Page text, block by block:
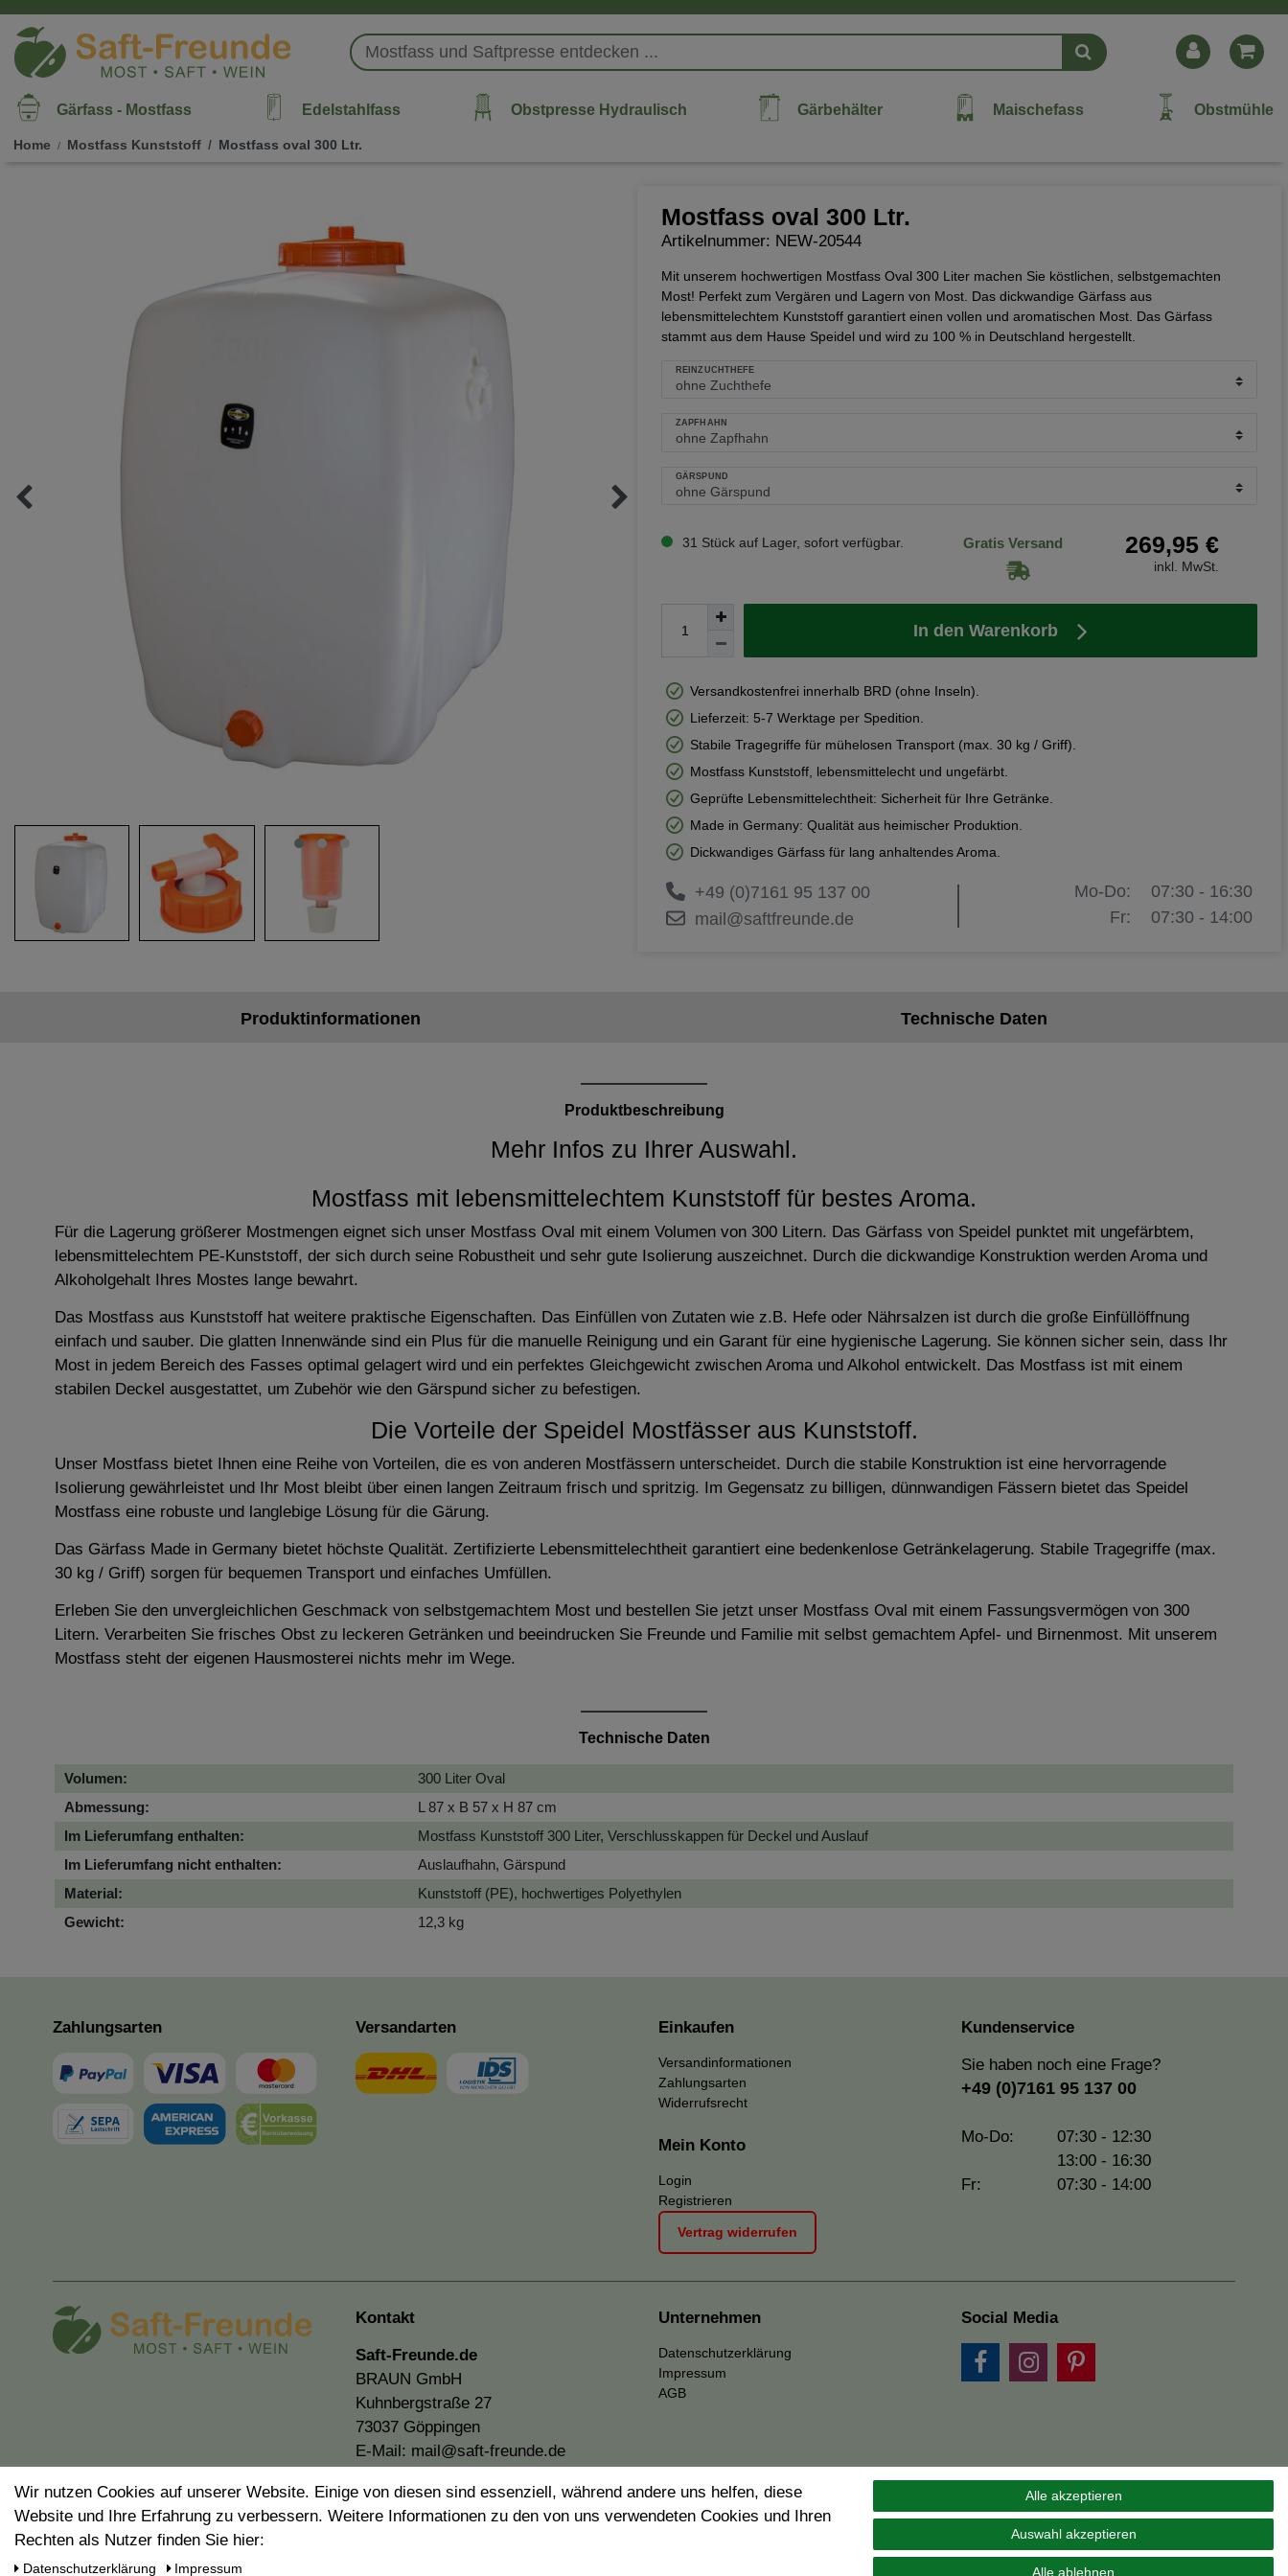
Gärfass - Mostfass Edelstahlfass Obstpresse Hydraulisch Gärbehälter Maischefass Obstmühle
Home Mostfass Kunststoff Mostfass oval 300 Ltr.
Mostfass oval 300 Ltr.
Artikelnummer: NEW-20544
Mit unserem hochwertigen Mostfass Oval 300 Liter machen Sie köstlichen, selbstgemachten
Most! Perfekt zum Vergären und Lagern von Most. Das dickwandige Gärfass aus
lebensmittelechtem Kunststoff garantiert einen vollen und aromatischen Most. Das Gärfass
stammt aus dem Hause Speidel und wird zu 100 % in Deutschland hergestellt.
REINZUCHTHEFE
ZAPFHAHN
GÄRSPUND
31 Stück auf Lager, sofort verfügbar. Gratis Versand 269,95 €
inkl. MwSt.
In den Warenkorb
Versandkostenfrei innerhalb BRD (ohne Inseln).
Lieferzeit: 5-7 Werktage per Spedition.
Stabile Tragegriffe für mühelosen Transport (max. 30 kg / Griff).
Mostfass Kunststoff, lebensmittelecht und ungefärbt.
Geprüfte Lebensmittelechtheit: Sicherheit für Ihre Getränke.
Made in Germany: Qualität aus heimischer Produktion.
Dickwandiges Gärfass für lang anhaltendes Aroma.
+49 (0)7161 95 137 00
mail@saftfreunde.de
Mo-Do:
07:30 - 16:30
Fr:
07:30 - 14:00
Produktinformationen Technische Daten
Produktbeschreibung
Mehr Infos zu Ihrer Auswahl.
Mostfass mit lebensmittelechtem Kunststoff für bestes Aroma.
Für die Lagerung größerer Mostmengen eignet sich unser Mostfass Oval mit einem Volumen von 300 Litern. Das Gärfass von Speidel punktet mit ungefärbtem,
lebensmittelechtem PE-Kunststoff, der sich durch seine Robustheit und sehr gute Isolierung auszeichnet. Durch die dickwandige Konstruktion werden Aroma und
Alkoholgehalt Ihres Mostes lange bewahrt.
Das Mostfass aus Kunststoff hat weitere praktische Eigenschaften. Das Einfüllen von Zutaten wie z.B. Hefe oder Nährsalzen ist durch die große Einfüllöffnung
einfach und sauber. Die glatten Innenwände sind ein Plus für die manuelle Reinigung und ein Garant für eine hygienische Lagerung. Sie können sicher sein, dass Ihr
Most in jedem Bereich des Fasses optimal gelagert wird und ein perfektes Gleichgewicht zwischen Aroma und Alkohol entwickelt. Das Mostfass ist mit einem
stabilen Deckel ausgestattet, um Zubehör wie den Gärspund sicher zu befestigen.
Die Vorteile der Speidel Mostfässer aus Kunststoff.
Unser Mostfass bietet Ihnen eine Reihe von Vorteilen, die es von anderen Mostfässern unterscheidet. Durch die stabile Konstruktion ist eine hervorragende
Isolierung gewährleistet und Ihr Most bleibt über einen langen Zeitraum frisch und spritzig. Im Gegensatz zu billigen, dünnwandigen Fässern bietet das Speidel
Mostfass eine robuste und langlebige Lösung für die Gärung.
Das Gärfass Made in Germany bietet höchste Qualität. Zertifizierte Lebensmittelechtheit garantiert eine bedenkenlose Getränkelagerung. Stabile Tragegriffe (max.
30 kg / Griff) sorgen für bequemen Transport und einfaches Umfüllen.
Erleben Sie den unvergleichlichen Geschmack von selbstgemachtem Most und bestellen Sie jetzt unser Mostfass Oval mit einem Fassungsvermögen von 300
Litern. Verarbeiten Sie frisches Obst zu leckeren Getränken und beeindrucken Sie Freunde und Familie mit selbst gemachtem Apfel- und Birnenmost. Mit unserem
Mostfass steht der eigenen Hausmosterei nichts mehr im Wege.
Technische Daten
Volumen:
300 Liter Oval
Abmessung:
L 87 x B 57 x H 87 cm
Im Lieferumfang enthalten:
Mostfass Kunststoff 300 Liter, Verschlusskappen für Deckel und Auslauf
Im Lieferumfang nicht enthalten:
Auslaufhahn, Gärspund
Material:
Kunststoff (PE), hochwertiges Polyethylen
Gewicht:
12,3 kg
Zahlungsarten Versandarten Einkaufen
Versandinformationen
Zahlungsarten
Widerrufsrecht
Mein Konto
Login
Registrieren
Vertrag widerrufen
Kundenservice
Sie haben noch eine Frage?
+49 (0)7161 95 137 00
Mo-Do:
07:30 - 12:30
13:00 - 16:30
Fr:
07:30 - 14:00
Kontakt
Saft-Freunde.de
BRAUN GmbH
Kuhnbergstraße 27
73037 Göppingen
E-Mail: mail@saft-freunde.de
Unternehmen
Datenschutzerklärung
Impressum
AGB
Social Media
Wir nutzen Cookies auf unserer Website. Einige von diesen sind essenziell, während andere uns helfen, diese
Website und Ihre Erfahrung zu verbessern. Weitere Informationen zu den von uns verwendeten Cookies und Ihren
Rechten als Nutzer finden Sie hier:
Daten­schutz­erklärung Impressum
Alle akzeptieren
Auswahl akzeptieren
Alle ablehnen